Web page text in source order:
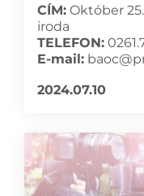
CÍM: Október
iroda
TELEFON:
E-mail:
2024.07.10